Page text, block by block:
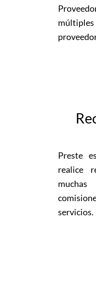
Preste
realice
muchas
servicios.